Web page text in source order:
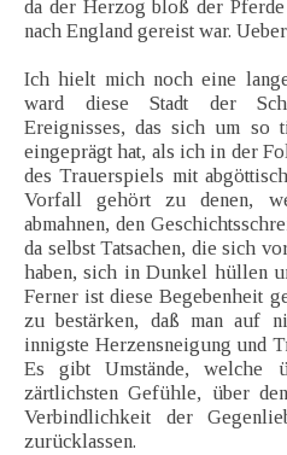
da der Herzog bloß der
nach England gereist war.
Ich hielt mich noch eine
ward diese Stadt der
Ereignisses, das sich um so
eingeprägt hat, als ich in der
des Trauerspiels mit
Vorfall gehört zu denen,
abmahnen, den
da selbst Tatsachen, die sich
haben, sich in Dunkel hüllen
Ferner ist diese Begebenheit
zu bestärken, daß man auf
innigste Herzensneigung und
Es gibt Umstände, welche
zärtlichsten Gefühle, über
Verbindlichkeit der
zurücklassen.